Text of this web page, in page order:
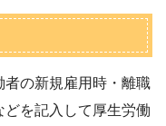
の新規雇用時・離職
を記入して厚生労働